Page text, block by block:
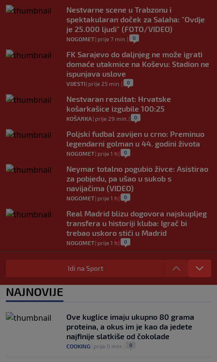
Nestvarne scene u Trabzonu i
spektakularan doček za Salaha: "Ovdje
je 25.000 ljudi" (FOTO/VIDEO)
NOGOMET| prije 7 min. | 0
FK Sarajevo do daljnjeg ne može igrati
domaće utakmice na Koševu: Stadion ne
ispunjava uslove
VIJESTI| prije 25 min. | 0
Nestvaran rezultat: Hrvatske
košarkašice izgubile 100:25
KOŠARKA | prije 29 min. | 0
Poljski fudbal zavijen u crno: Preminuo
legendarni golman u 44. godini života
NOGOMET| prije 1 h | 0
Neymar totalno pogubio živce: Asistirao
za pobjedu, pa ušao u sukob s
navijačima (VIDEO)
NOGOMET| prije 1 h | 0
Real Madrid blizu dogovora najskupljeg
transfera u historiji kluba: Igrač bi
trebao uskoro stići u Madrid
NOGOMET| prije 1 h | 0
Lara Gut-Behrami završila karijeru:
Jedna od najvećih skijašica svih
0
planova: Otkriveno šta je ponudio
Marokancima za podršku
NOGOMET |prije 2 h| 0
Idi na Sport
NAJNOVIJE
Ove kuglice imaju ukupno 80 grama
proteina, a okus im je kao da jedete
najfinije slatkiše od čokolade
COOKING prije 0 min. 0